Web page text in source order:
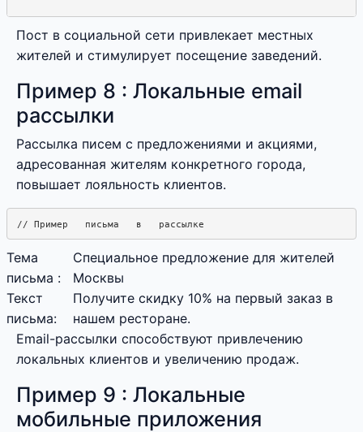
Пост в социальной сети привлекает местных
жителей и стимулирует посещение заведений.
Пример 8 : Локальные email
рассылки
Рассылка писем с предложениями и акциями,
адресованная жителям конкретного города,
повышает лояльность клиентов.
Тема
письма :
Специальное предложение для жителей
Москвы
Текст
письма:
Получите скидку 10% на первый заказ в
нашем ресторане.
Email-рассылки способствуют привлечению
локальных клиентов и увеличению продаж.
Пример 9 : Локальные
мобильные приложения